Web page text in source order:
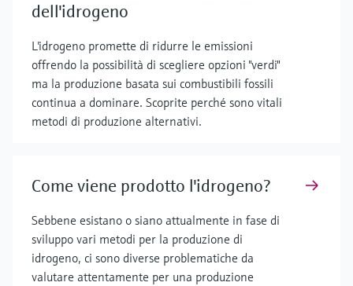
dell'idrogeno
L'idrogeno promette di ridurre le emissioni
offrendo la possibilità di scegliere opzioni "verdi"
ma la produzione basata sui combustibili fossili
continua a dominare. Scoprite perché sono vitali
metodi di produzione alternativi.
Come viene prodotto l'idrogeno?
Sebbene esistano o siano attualmente in fase di
sviluppo vari metodi per la produzione di
idrogeno, ci sono diverse problematiche da
valutare attentamente per una produzione